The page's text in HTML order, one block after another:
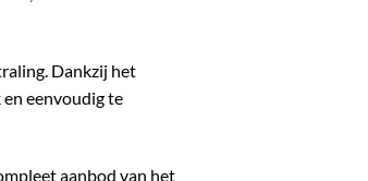
Dankzij het
eenvoudig te
aanbod van het